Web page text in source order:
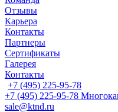
Отзывы
Карьера
Контакты
Партнеры
Сертификаты
Галерея
Контакты
+7 (495) 225-95-78
+7 (495) 225-95-78
sale@ktnd.ru